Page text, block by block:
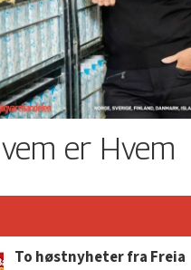
er Hvem
To høstnyheter fra Freia